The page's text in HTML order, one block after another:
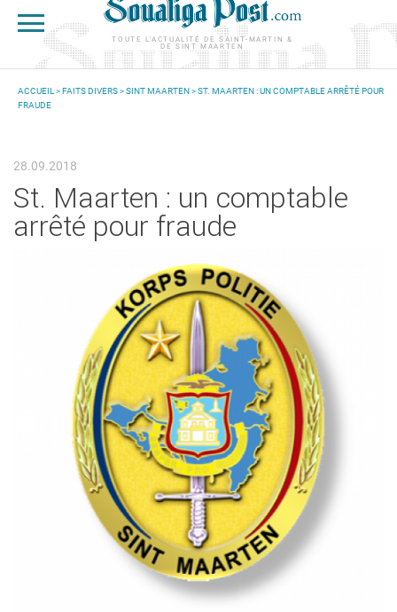
TOUTE L'ACTUALITÉ DE SAINT-MARTIN &
DE SINT MAARTEN
VOUS ÊTES ICI
ACCUEIL >FAITS DIVERS>SINT MAARTEN> ST. MAARTEN : UN COMPTABLE ARRÊTÉ POUR
FRAUDE
28.09.2018
St. Maarten : un comptable
arrêté pour fraude